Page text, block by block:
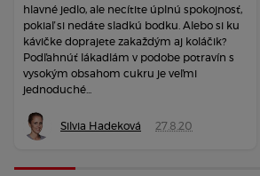
hlavné jedlo, ale necítite úplnú spokojnosť,
pokiaľ si nedáte sladkú bodku. Alebo si ku
kávičke doprajete zakaždým aj koláčik?
Podľahnúť lákadlám v podobe potravín s
vysokým obsahom cukru je veľmi
jednoduché...
Silvia Hadeková 27.8.20